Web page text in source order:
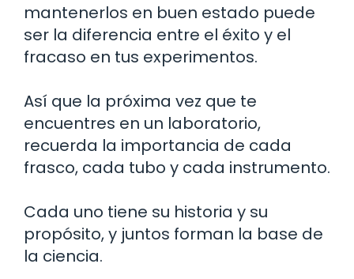
mantenerlos en buen estado puede
ser la diferencia entre el éxito y el
fracaso en tus experimentos.
Así que la próxima vez que te
encuentres en un laboratorio,
recuerda la importancia de cada
frasco, cada tubo y cada instrumento.
Cada uno tiene su historia y su
propósito, y juntos forman la base de
la ciencia.